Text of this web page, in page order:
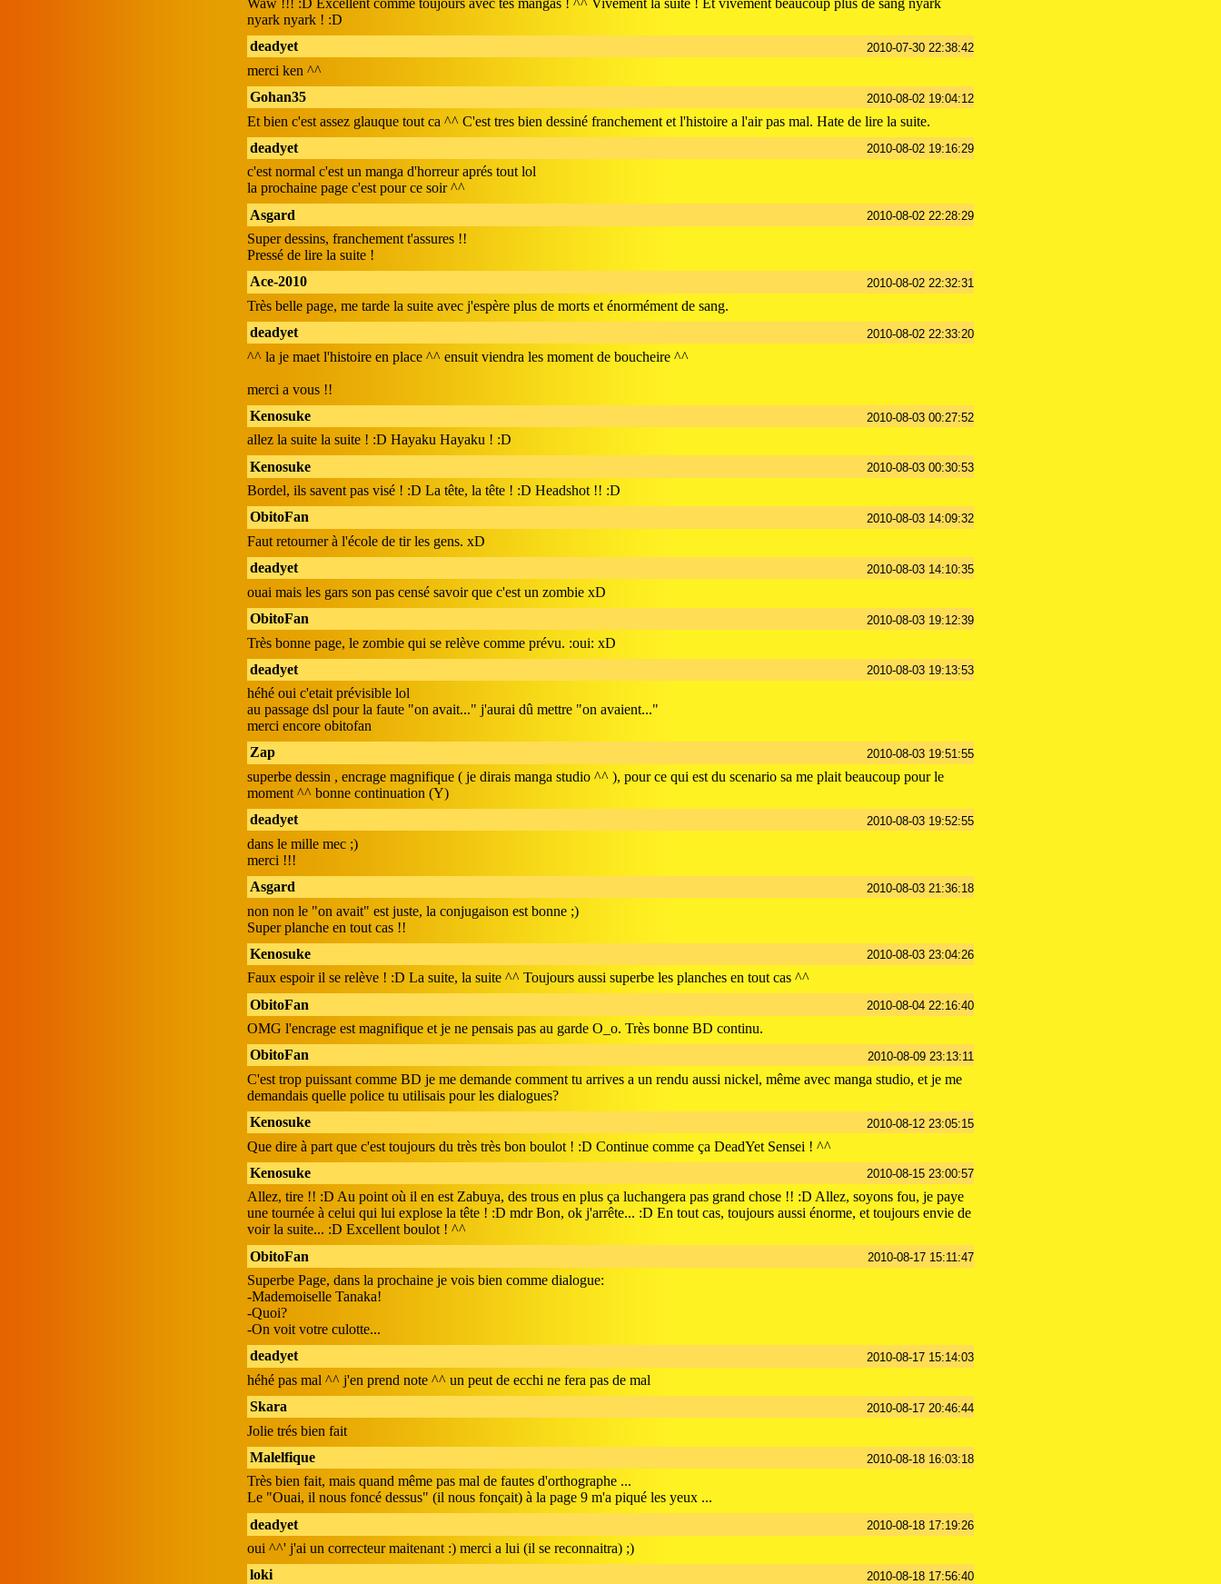
Waw !!! :D Excellent comme toujours avec tes mangas ! ^^ Vivement la suite ! Et vivement beaucoup plus de sang nyark
nyark nyark ! :D
deadyet
2010-07-30 22:38:42
merci ken ^^
Gohan35
2010-08-02 19:04:12
Et bien c'est assez glauque tout ca ^^ C'est tres bien dessiné franchement et l'histoire a l'air pas mal. Hate de lire la suite.
deadyet
2010-08-02 19:16:29
c'est normal c'est un manga d'horreur aprés tout lol
la prochaine page c'est pour ce soir ^^
Asgard
2010-08-02 22:28:29
Super dessins, franchement t'assures !!
Pressé de lire la suite !
Ace-2010
2010-08-02 22:32:31
Très belle page, me tarde la suite avec j'espère plus de morts et énormément de sang.
deadyet
2010-08-02 22:33:20
^^ la je maet l'histoire en place ^^ ensuit viendra les moment de boucheire ^^
merci a vous !!
Kenosuke
2010-08-03 00:27:52
allez la suite la suite ! :D Hayaku Hayaku ! :D
Kenosuke
2010-08-03 00:30:53
Bordel, ils savent pas visé ! :D La tête, la tête ! :D Headshot !! :D
ObitoFan
2010-08-03 14:09:32
Faut retourner à l'école de tir les gens. xD
deadyet
2010-08-03 14:10:35
ouai mais les gars son pas censé savoir que c'est un zombie xD
ObitoFan
2010-08-03 19:12:39
Très bonne page, le zombie qui se relève comme prévu. :oui: xD
deadyet
2010-08-03 19:13:53
héhé oui c'etait prévisible lol
au passage dsl pour la faute "on avait..." j'aurai dû mettre "on avaient..."
merci encore obitofan
Zap
2010-08-03 19:51:55
superbe dessin , encrage magnifique ( je dirais manga studio ^^ ), pour ce qui est du scenario sa me plait beaucoup pour le
moment ^^ bonne continuation (Y)
deadyet
2010-08-03 19:52:55
dans le mille mec ;)
merci !!!
Asgard
2010-08-03 21:36:18
non non le "on avait" est juste, la conjugaison est bonne ;)
Super planche en tout cas !!
Kenosuke
2010-08-03 23:04:26
Faux espoir il se relève ! :D La suite, la suite ^^ Toujours aussi superbe les planches en tout cas ^^
ObitoFan
2010-08-04 22:16:40
OMG l'encrage est magnifique et je ne pensais pas au garde O_o. Très bonne BD continu.
ObitoFan
2010-08-09 23:13:11
C'est trop puissant comme BD je me demande comment tu arrives a un rendu aussi nickel, même avec manga studio, et je me
demandais quelle police tu utilisais pour les dialogues?
Kenosuke
2010-08-12 23:05:15
Que dire à part que c'est toujours du très très bon boulot ! :D Continue comme ça DeadYet Sensei ! ^^
Kenosuke
2010-08-15 23:00:57
Allez, tire !! :D Au point où il en est Zabuya, des trous en plus ça luchangera pas grand chose !! :D Allez, soyons fou, je paye
une tournée à celui qui lui explose la tête ! :D mdr Bon, ok j'arrête... :D En tout cas, toujours aussi énorme, et toujours envie de
voir la suite... :D Excellent boulot ! ^^
ObitoFan
2010-08-17 15:11:47
Superbe Page, dans la prochaine je vois bien comme dialogue:
-Mademoiselle Tanaka!
-Quoi?
-On voit votre culotte...
deadyet
2010-08-17 15:14:03
héhé pas mal ^^ j'en prend note ^^ un peut de ecchi ne fera pas de mal
Skara
2010-08-17 20:46:44
Jolie trés bien fait
Malelfique
2010-08-18 16:03:18
Très bien fait, mais quand même pas mal de fautes d'orthographe ...
Le "Ouai, il nous foncé dessus" (il nous fonçait) à la page 9 m'a piqué les yeux ...
deadyet
2010-08-18 17:19:26
oui ^^' j'ai un correcteur maitenant :) merci a lui (il se reconnaitra) ;)
loki
2010-08-18 17:56:40